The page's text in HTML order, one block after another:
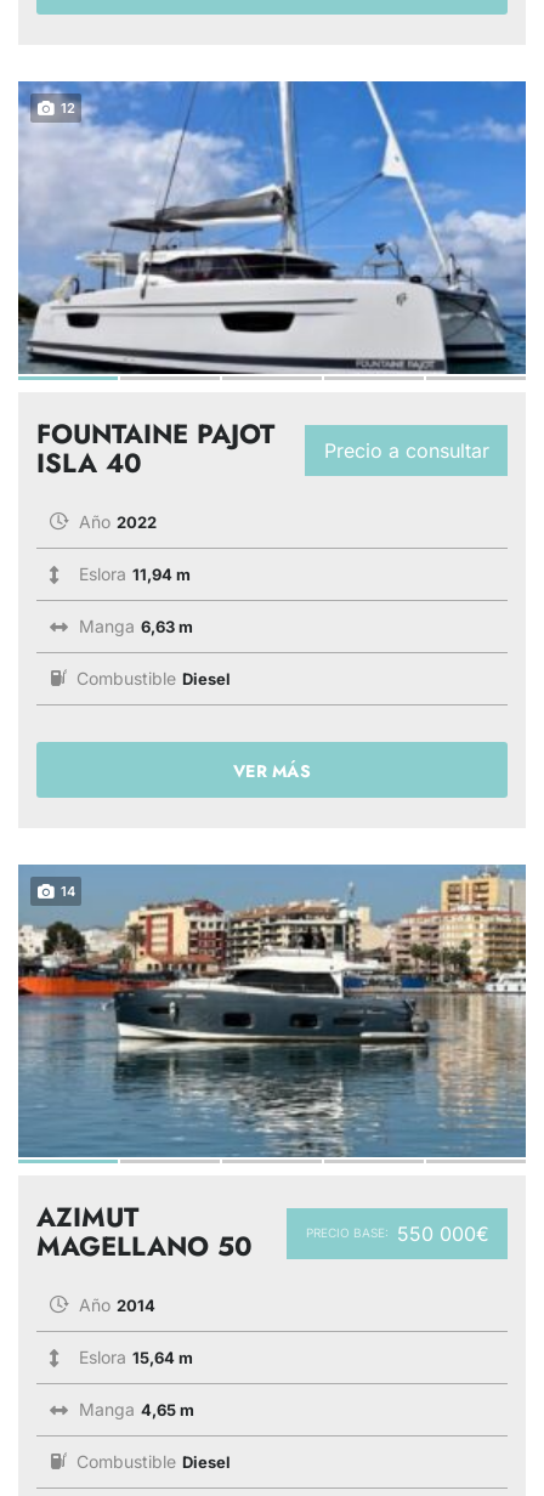
12
Precio a consultar
FOUNTAINE PAJOT
ISLA 40
Año 2022
Eslora 11,94 m
Manga 6,63 m
Combustible Diesel
VER MÁS
14
PRECIO BASE: 550 000€
AZIMUT
MAGELLANO 50
Año 2014
Eslora 15,64 m
Manga 4,65 m
Combustible Diesel